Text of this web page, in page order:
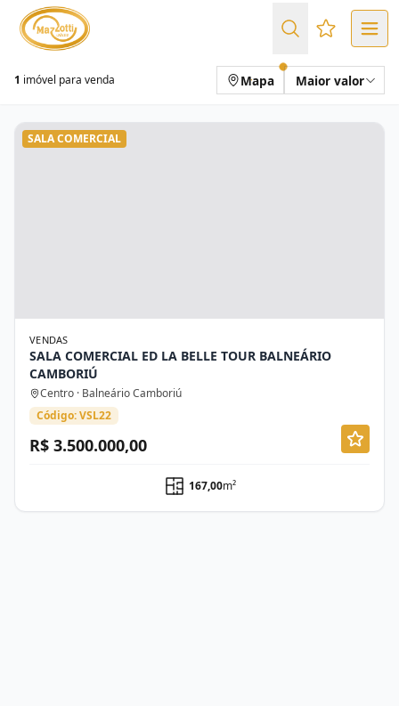
Favoritos
1 imóvel para venda Mapa Maior valor
SALA COMERCIAL
VENDAS
SALA COMERCIAL ED LA BELLE TOUR BALNEÁRIO
CAMBORIÚ
Centro · Balneário Camboriú
Código: VSL22
R$ 3.500.000,00
167,00m²